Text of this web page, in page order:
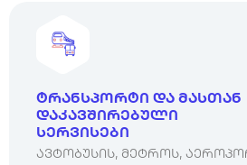
ტრანსპორტი და მასთან
დაკავშირებული
სერვისები
ავტობუსის, მეტროს,